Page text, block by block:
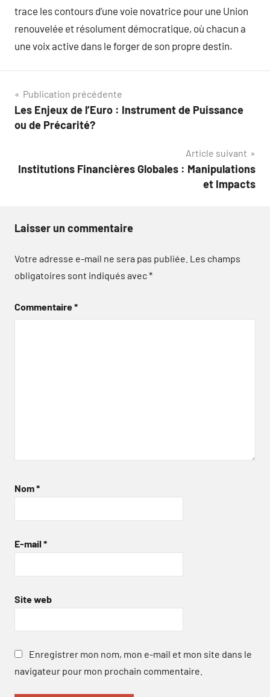
trace les contours d’une voie novatrice pour une Union
renouvelée et résolument démocratique, où chacun a
une voix active dans le forger de son propre destin.
Navigation
de
Publication précédente
Les Enjeux de l’Euro : Instrument de Puissance
ou de Précarité?
Article suivant
Institutions Financières Globales : Manipulations
et Impacts
Laisser un commentaire
Votre adresse e-mail ne sera pas publiée. Les champs
obligatoires sont indiqués avec*
Commentaire*
Nom*
E-mail *
Site web
Enregistrer mon nom, mon e-mail et mon site dans le
navigateur pour mon prochain commentaire.